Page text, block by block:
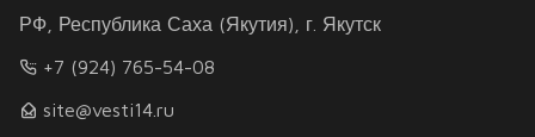
РФ, Республика Саха (Якутия), г. Якутск
+7 (924) 765-54-08
site@vesti14.ru